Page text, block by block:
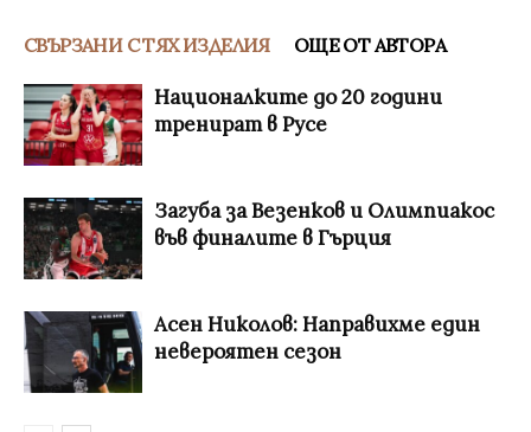
СВЪРЗАНИ С ТЯХ ИЗДЕЛИЯ ОЩЕ ОТ АВТОРА
Националките до 20 години
тренират в Русе
Загуба за Везенков и Олимпиакос
във финалите в Гърция
Асен Николов: Направихме един
невероятен сезон